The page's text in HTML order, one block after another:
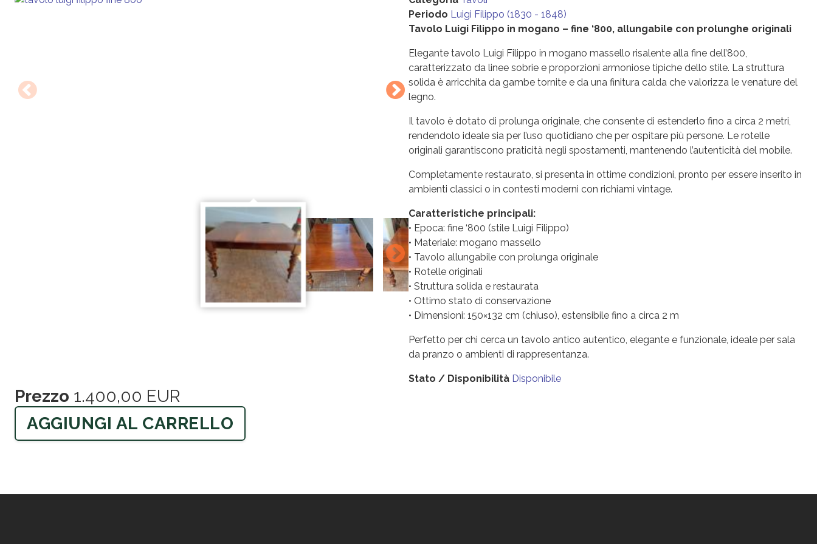
Periodo Luigi Filippo (1830 - 1848)
Tavolo Luigi Filippo in mogano – fine ‘800, allungabile con prolunghe originali
Elegante tavolo Luigi Filippo in mogano massello risalente alla fine dell’800,
caratterizzato da linee sobrie e proporzioni armoniose tipiche dello stile. La struttura
solida è arricchita da gambe tornite e da una finitura calda che valorizza le venature del
legno.
Il tavolo è dotato di prolunga originale, che consente di estenderlo fino a circa 2 metri,
rendendolo ideale sia per l’uso quotidiano che per ospitare più persone. Le rotelle
originali garantiscono praticità negli spostamenti, mantenendo l’autenticità del mobile.
Completamente restaurato, si presenta in ottime condizioni, pronto per essere inserito in
ambienti classici o in contesti moderni con richiami vintage.
Caratteristiche principali:
• Epoca: fine ‘800 (stile Luigi Filippo)
• Materiale: mogano massello
• Tavolo allungabile con prolunga originale
• Rotelle originali
• Struttura solida e restaurata
• Ottimo stato di conservazione
• Dimensioni: 150×132 cm (chiuso), estensibile fino a circa 2 m
Perfetto per chi cerca un tavolo antico autentico, elegante e funzionale, ideale per sala
da pranzo o ambienti di rappresentanza.
Stato / Disponibilità Disponibile
Prezzo 1.400,00 EUR
AGGIUNGI AL CARRELLO